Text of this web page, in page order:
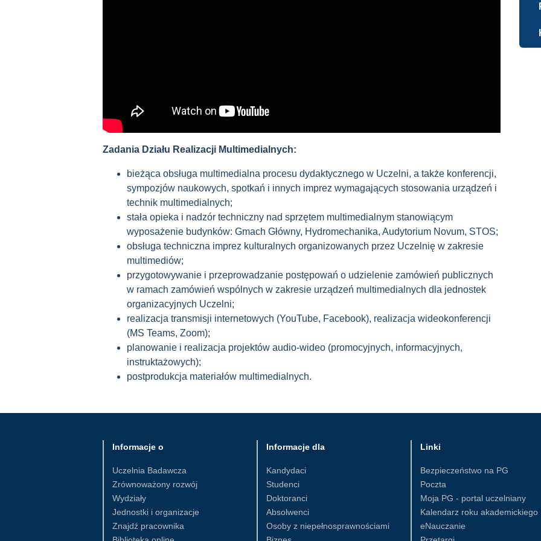
Zadania Działu Realizacji Multimedialnych:
bieżąca obsługa multimedialna procesu dydaktycznego w Uczelni, a także konferencji,
sympozjów naukowych, spotkań i innych imprez wymagających stosowania urządzeń i
technik multimedialnych;
stała opieka i nadzór techniczny nad sprzętem multimedialnym stanowiącym
wyposażenie budynków: Gmach Główny, Hydromechanika, Audytorium Novum, STOS;
obsługa techniczna imprez kulturalnych organizowanych przez Uczelnię w zakresie
multimediów;
przygotowywanie i przeprowadzanie postępowań o udzielenie zamówień publicznych
w ramach zamówień wspólnych w zakresie urządzeń multimedialnych dla jednostek
organizacyjnych Uczelni;
realizacja transmisji internetowych (YouTube, Facebook), realizacja wideokonferencji
(MS Teams, Zoom);
planowanie i realizacja projektów audio-wideo (promocyjnych, informacyjnych,
instruktażowych);
postprodukcja materiałów multimedialnych.
Informacje o
Uczelnia Badawcza
Zrównoważony rozwój
Wydziały
Jednostki i organizacje
Znajdź pracownika
Informacje dla
Kandydaci
Studenci
Doktoranci
Absolwenci
Osoby z niepełnosprawnościami
Linki
Bezpieczeństwo na PG
Poczta
Moja PG - portal uczelniany
Kalendarz roku akademickiego
eNauczanie